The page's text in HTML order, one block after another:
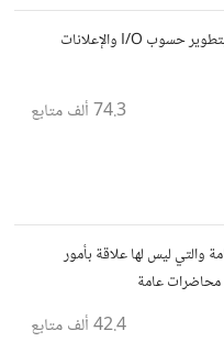
مجتمع لطرح الشكاوي والإقتراحات المتعلقة بتطوير حسوب I/O والإعلانات
74.3 ألف متابع
والتي ليس لها علاقة بأمور
محاضرات عامة
42.4 ألف متابع